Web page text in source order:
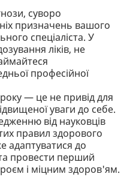
суворо
призначень вашого
спеціаліста. У
ліків, не
професійної
року — це не привід для
уваги до себе.
від науковців
правил здорового
адаптуватися до
провести перший
і міцним здоров'ям.